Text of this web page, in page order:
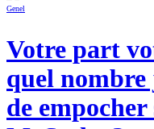
Genel
Votre part
quel
de